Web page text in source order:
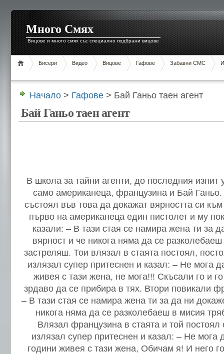
Много Смях
Вицове и много смях със специално подбрани вицове
Бисери Видео Вицове Гафове Забавни СМС
Начало > Гафове > Бай Ганьо таен агент
Бай Ганьо таен агент
В школа за тайни агенти, до последния изпит
само американеца, французина и Бай
състоял във това да докажат вярността си
първо на американеца един пистолет и му
казали: – В тази стая се намира жена ти за
вярност и че никога няма да се
застреляш. Тои влязал в стаята постоял,
излязал супер притеснен и казал: – Не мога
живея с тази жена, не мога!!! Скъсали го и
зрдаво да се прибира в тях. Втори повикали
– В тази стая се намира жена ти за да ни
никога няма да се разколебаеш в мисия
Влязал французина в стаята и той постоял
излязал супер притеснен и казал: – Не мога
години живея с тази жена, Обичам я! И него